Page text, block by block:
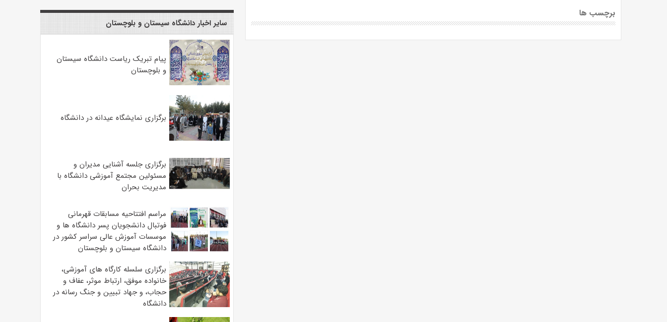
برچسب ها
سایر اخبار دانشگاه سیستان و بلوچستان
پیام تبریک ریاست دانشگاه سیستان
و بلوچستان
برگزاری نمایشگاه عیدانه در دانشگاه
برگزاری جلسه آشنایی مدیران و
مسئولین مجتمع آموزشی دانشگاه با
مدیریت بحران
مراسم افتتاحیه مسابقات قهرمانی
فوتبال دانشجویان پسر دانشگاه ها و
موسسات آموزش عالی سراسر کشور در
دانشگاه سیستان و بلوچستان
برگزاری سلسله کارگاه های آموزشی،
خانواده موفق، ارتباط موثر، عفاف و
حجاب، و جهاد تبیین و جنگ رسانه در
دانشگاه